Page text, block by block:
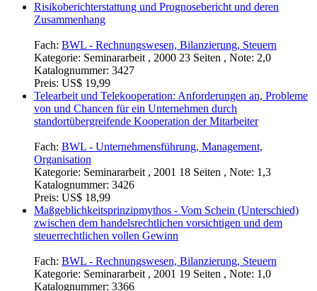
Risikoberichterstattung und Prognosebericht und deren
Zusammenhang
Fach: BWL - Rechnungswesen, Bilanzierung, Steuern
Kategorie: Seminararbeit , 2000 23 Seiten , Note: 2,0
Katalognummer: 3427
Preis: US$ 19,99
Telearbeit und Telekooperation: Anforderungen an, Probleme
von und Chancen für ein Unternehmen durch
standortübergreifende Kooperation der Mitarbeiter
Fach: BWL - Unternehmensführung, Management,
Organisation
Kategorie: Seminararbeit , 2001 18 Seiten , Note: 1,3
Katalognummer: 3426
Preis: US$ 18,99
Maßgeblichkeitsprinzipmythos - Vom Schein (Unterschied)
zwischen dem handelsrechtlichen vorsichtigen und dem
steuerrechtlichen vollen Gewinn
Fach: BWL - Rechnungswesen, Bilanzierung, Steuern
Kategorie: Seminararbeit , 2001 19 Seiten , Note: 1,0
Katalognummer: 3366